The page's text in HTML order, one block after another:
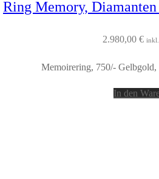
Ring Memory,
2.980,00 € inkl.
Memoirering, 750/-
In den